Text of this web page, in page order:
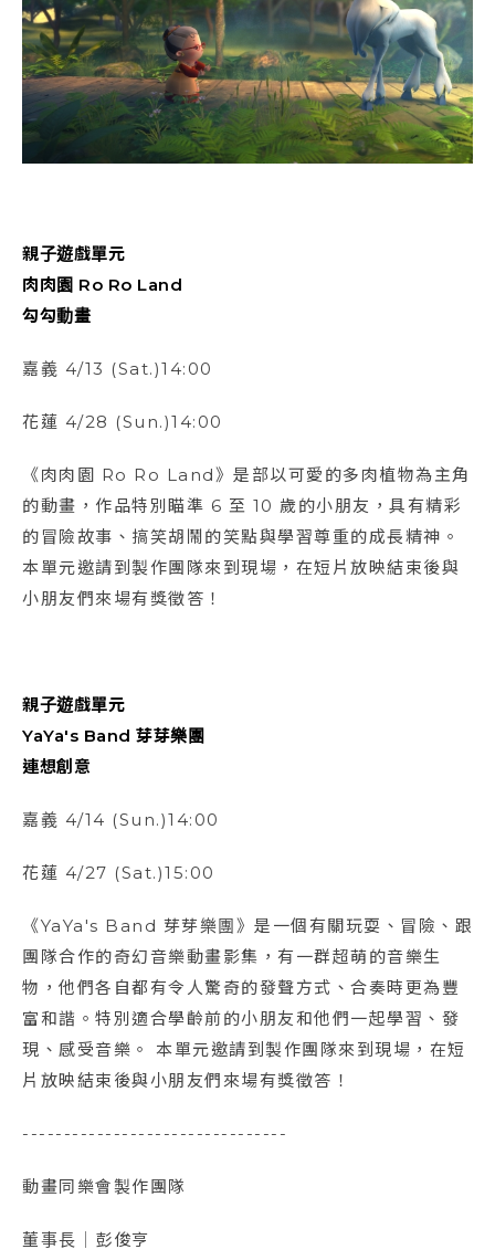
親子遊戲單元
肉肉園 Ro Ro Land
勾勾動畫
嘉義 4/13 (Sat.)14:00
花蓮 4/28 (Sun.)14:00
《肉肉園 Ro Ro Land》是部以可愛的多肉植物為主角
的動畫，作品特別瞄準 6 至 10 歲的小朋友，具有精彩
的冒險故事、搞笑胡鬧的笑點與學習尊重的成長精神。
本單元邀請到製作團隊來到現場，在短片放映結束後與
小朋友們來場有獎徵答！
親子遊戲單元
YaYa's Band 芽芽樂團
連想創意
嘉義 4/14 (Sun.)14:00
花蓮 4/27 (Sat.)15:00
《YaYa's Band 芽芽樂團》是一個有關玩耍、冒險、跟
團隊合作的奇幻音樂動畫影集，有⼀群超萌的音樂⽣
物，他們各⾃都有令⼈驚奇的發聲⽅式、合奏時更為豐
富和諧。特別適合學齡前的小朋友和他們一起學習、發
現、感受音樂。 本單元邀請到製作團隊來到現場，在短
片放映結束後與小朋友們來場有獎徵答！
--------------------------------
動畫同樂會製作團隊
董事長｜彭俊亨